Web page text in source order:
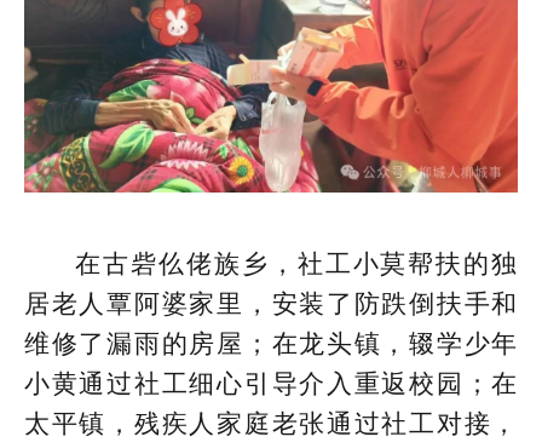
在古砦仫佬族乡，社工小莫帮扶的独
居老人覃阿婆家里，安装了防跌倒扶手和
维修了漏雨的房屋；在龙头镇，辍学少年
小黄通过社工细心引导介入重返校园；在
太平镇，残疾人家庭老张通过社工对接，